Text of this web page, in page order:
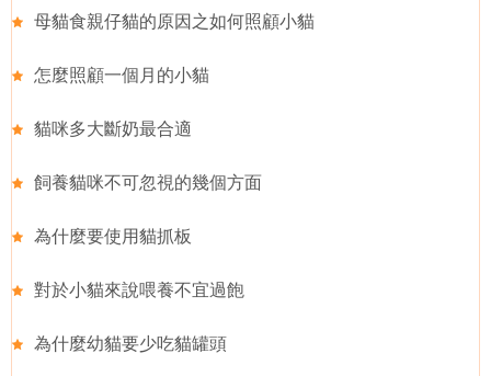
母貓食親仔貓的原因之如何照顧小貓
怎麼照顧一個月的小貓
貓咪多大斷奶最合適
飼養貓咪不可忽視的幾個方面
為什麼要使用貓抓板
對於小貓來說喂養不宜過飽
為什麼幼貓要少吃貓罐頭